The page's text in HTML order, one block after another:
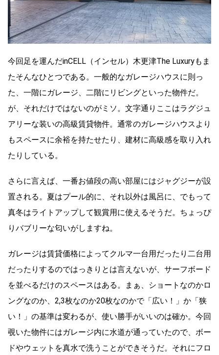
今回足を運んだinCELL（インセル）木更津The Luxuryもま
たそんなひとつである。一般的なガレージハウスに則っ
た、一階にガレージ、二階にリビングといった物件だ。
が、それだけではないのがミソ。文字通りここはラグジュ
アリーな装いの高級賃貸物件。通常のガレージハウスより
もスペースに余裕を持たせたり、建材に高級感を取り入れ
たりしている。
さらに言えば、一番お値段の高い部屋にはジャグジーが設
置される。夏はプール的に、それ以外は風呂に、でもって
真冬はライトアップして観賞用に使えるそうだ。ちょっぴ
りバブリーな匂いがしますね。
ガレージは賃貸価格によってクルマ一台用だったり二台用
だったりするのではっきりとは言えないが、サーフボード
を並べるだけのスペースはある。まぁ、ショートなのかロ
ングなのか、2,3枚なのか20枚なのかで「広い！」か「狭
い！」の基準は変わるが、使い勝手がいいのは確か。今回
覗いた物件にはガレージ内に水道が通っていたので、ボー
ドやウェットを真水で洗うことができそうだ。それにフロ